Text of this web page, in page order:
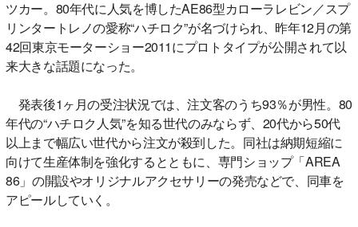
ツカー。80年代に人気を博したAE86型カローラレビン／スプ
リンタートレノの愛称“ハチロク”が名づけられ、昨年12月の第
42回東京モーターショー2011にプロトタイプが公開されて以
来大きな話題になった。
発表後1ヶ月の受注状況では、注文客のうち93％が男性。80
年代の“ハチロク人気”を知る世代のみならず、20代から50代
以上まで幅広い世代から注文が殺到した。同社は納期短縮に
向けて生産体制を強化するとともに、専門ショップ「AREA
86」の開設やオリジナルアクセサリーの発売などで、同車を
アピールしていく。